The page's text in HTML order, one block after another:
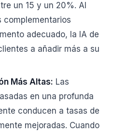
un 15 y un 20%. Al
complementarios
adecuado, la IA de
a añadir más a su
Más Altas: Las
en una profunda
conducen a tasas de
mejoradas. Cuando